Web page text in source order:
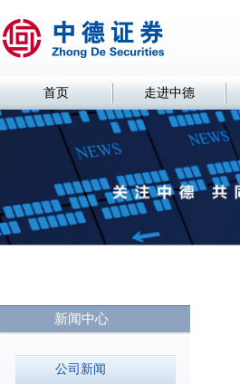
首页 走进中德
新闻中心
公司新闻